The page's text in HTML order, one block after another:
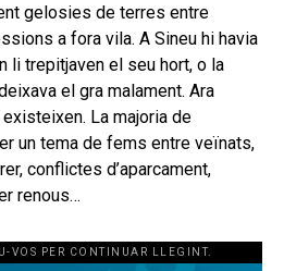
gelosies de terres entre
a fora vila. A Sineu hi havia
li trepitjaven el seu hort, o la
el gra malament. Ara
La majoria de
un tema de fems entre veïnats,
conflictes d’aparcament,
renous…
VOS PER CONTINUAR LLEGINT.